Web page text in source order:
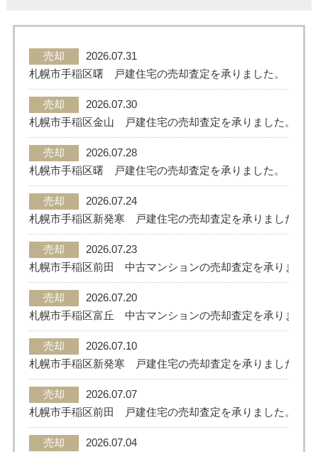
売却
2026.07.31
札幌市手稲区曙 戸建住宅の売却査定を承りました。
売却
2026.07.30
札幌市手稲区金山 戸建住宅の売却査定を承りました。
売却
2026.07.28
札幌市手稲区曙 戸建住宅の売却査定を承りました。
売却
2026.07.24
札幌市手稲区新発寒 戸建住宅の売却査定を承りました。
売却
2026.07.23
札幌市手稲区前田 中古マンションの売却査定を承りました
売却
2026.07.20
札幌市手稲区富丘 中古マンションの売却査定を承りました
売却
2026.07.10
札幌市手稲区新発寒 戸建住宅の売却査定を承りました。
売却
2026.07.07
札幌市手稲区前田 戸建住宅の売却査定を承りました。
売却
2026.07.04